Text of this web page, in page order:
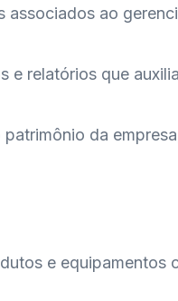
ao
relatórios que
da
e